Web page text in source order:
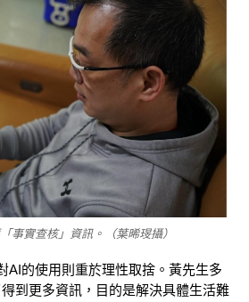
事實查核」資訊。（葉晞琝攝）
AI的使用則重於理性取捨。黃先生多
到更多資訊，目的是解決具體生活難